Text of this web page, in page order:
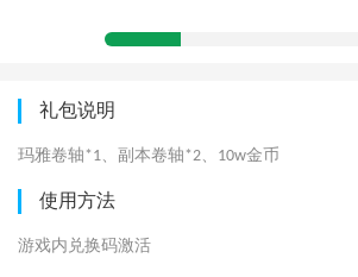
礼包说明
玛雅卷轴 *1 、副本卷轴 *2 10w金币
使用方法
游戏内兑换码激活